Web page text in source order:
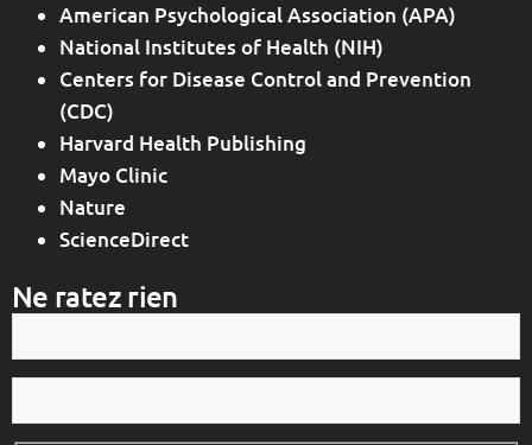
American Psychological Association (APA)
National Institutes of Health (NIH)
Centers for Disease Control and Prevention
(CDC)
Harvard Health Publishing
Mayo Clinic
Nature
ScienceDirect
Ne ratez rien
Votre
mail
Votre